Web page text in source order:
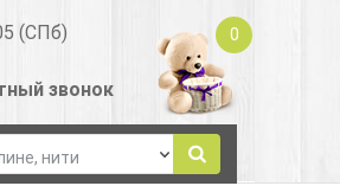
(СПб)
звонок
0